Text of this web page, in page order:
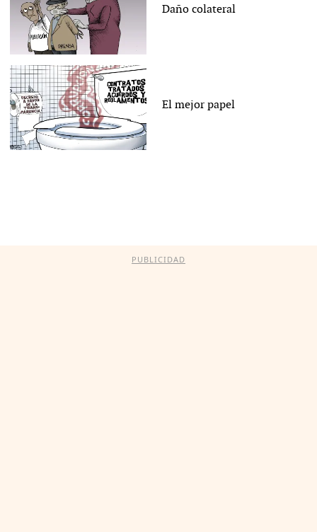
Daño colateral
El mejor papel
PUBLICIDAD